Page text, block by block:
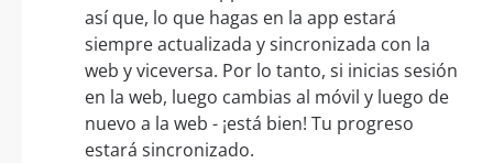
así que, lo que hagas en la app estará
siempre actualizada y sincronizada con la
web y viceversa. Por lo tanto, si inicias sesión
en la web, luego cambias al móvil y luego de
nuevo a la web - ¡está bien! Tu progreso
estará sincronizado.